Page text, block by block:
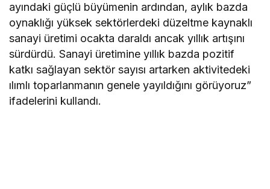
ayındaki güçlü büyümenin ardından, aylık bazda
oynaklığı yüksek sektörlerdeki düzeltme kaynaklı
sanayi üretimi ocakta daraldı ancak yıllık artışını
sürdürdü. Sanayi üretimine yıllık bazda pozitif
katkı sağlayan sektör sayısı artarken aktivitedeki
ılımlı toparlanmanın genele yayıldığını görüyoruz”
ifadelerini kullandı.